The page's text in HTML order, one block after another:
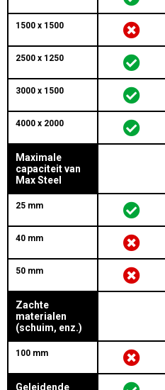
1500 x 1500
2500 x 1250
3000 x 1500
4000 x 2000
Maximale
capaciteit van
Max Steel
25 mm
40 mm
50 mm
Zachte
materialen
(schuim, enz.)
100 mm
Geleidende